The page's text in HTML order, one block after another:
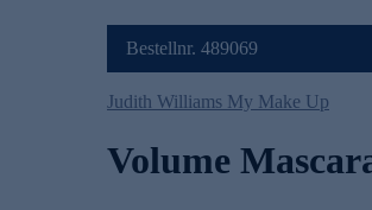
Bestellnr. 489069
Judith Williams My Make Up
Volume